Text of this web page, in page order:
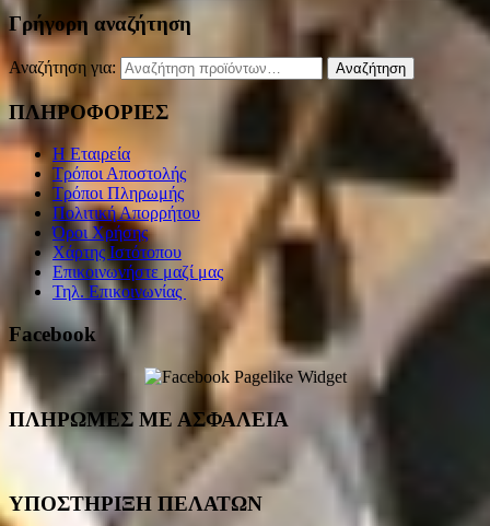
Γρήγορη αναζήτηση
Αναζήτηση για: Αναζήτηση
ΠΛΗΡΟΦΟΡΙΕΣ
Η Εταιρεία
Τρόποι Αποστολής
Τρόποι Πληρωμής
Πολιτική Απορρήτου
Όροι Χρήσης
Χάρτης Ιστότοπου
Επικοινωνήστε μαζί μας
Τηλ. Επικοινωνίας
Facebook
ΠΛΗΡΩΜΕΣ ΜΕ ΑΣΦΑΛΕΙΑ
ΥΠΟΣΤΗΡΙΞΗ ΠΕΛΑΤΩΝ